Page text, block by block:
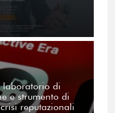
laboratorio di
e strumento di
reputazionali